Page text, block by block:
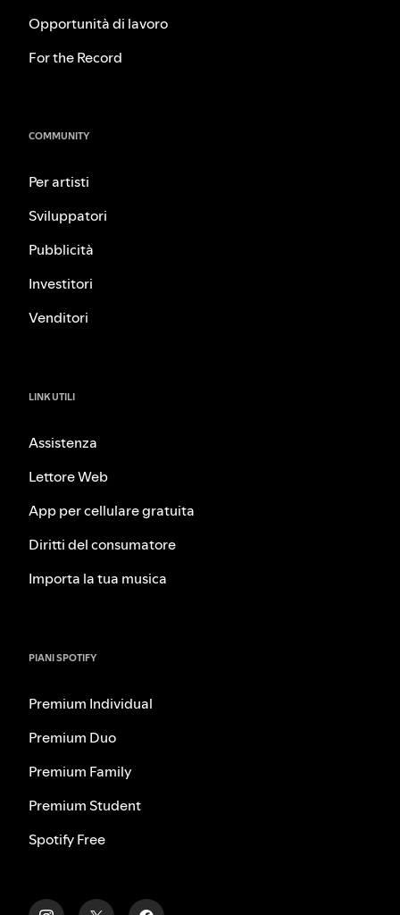
Opportunità di lavoro
For the Record
COMMUNITY
Per artisti
Sviluppatori
Pubblicità
Investitori
Venditori
LINK UTILI
Assistenza
Lettore Web
App per cellulare gratuita
Diritti del consumatore
Importa la tua musica
PIANI SPOTIFY
Premium Individual
Premium Duo
Premium Family
Premium Student
Spotify Free